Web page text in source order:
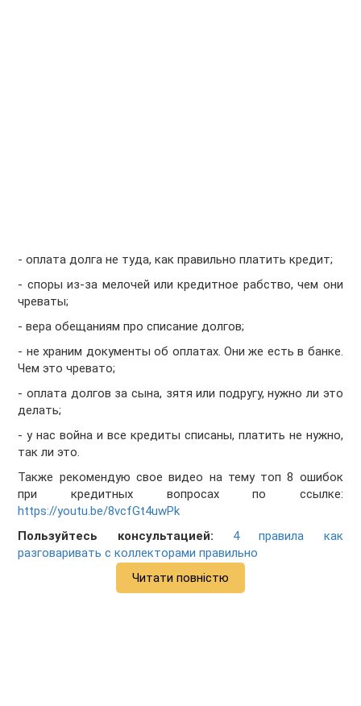
- оплата долга не туда, как правильно платить кредит;
- споры из-за мелочей или кредитное рабство, чем они
чреваты;
- вера обещаниям про списание долгов;
- не храним документы об оплатах. Они же есть в банке.
Чем это чревато;
- оплата долгов за сына, зятя или подругу, нужно ли это
делать;
- у нас война и все кредиты списаны, платить не нужно,
так ли это.
Также рекомендую свое видео на тему топ 8 ошибок
при кредитных вопросах по ссылке:
https://youtu.be/8vcfGt4uwPk
Пользуйтесь консультацией: 4 правила как
разговаривать с коллекторами правильно
Читати повністю